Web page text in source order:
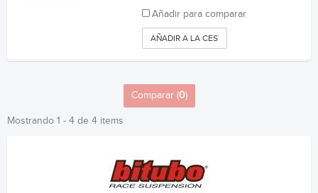
Añadir para comparar
AÑADIR A LA CESTA
Comparar (0)
Mostrando 1 - 4 de 4 items